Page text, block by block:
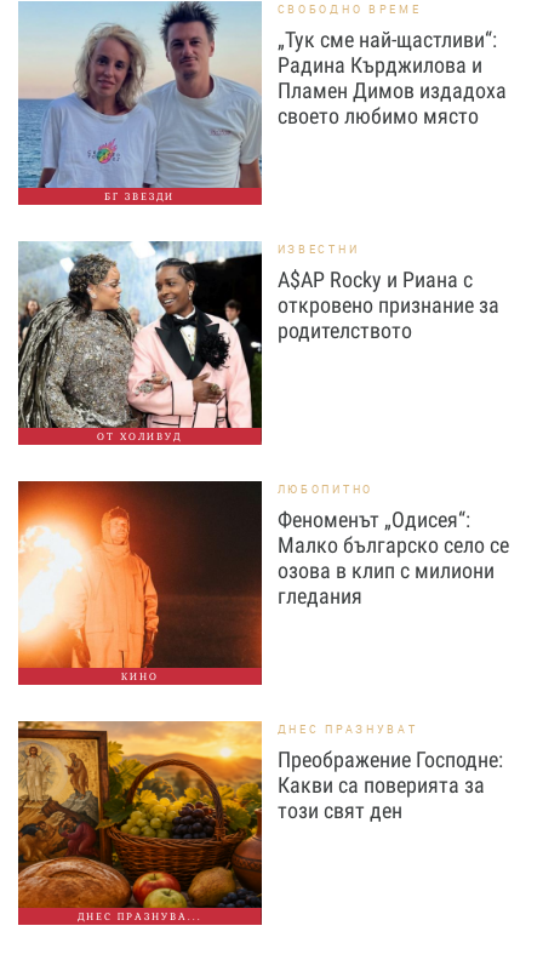
БГ ЗВЕЗДИ
СВОБОДНО ВРЕМЕ
„Тук сме най-щастливи“:
Радина Кърджилова и
Пламен Димов издадоха
своето любимо място
ОТ ХОЛИВУД
ИЗВЕСТНИ
A$AP Rocky и Риана с
откровено признание за
родителството
КИНО
ЛЮБОПИТНО
Феноменът „Одисея“:
Малко българско село се
озова в клип с милиони
гледания
ДНЕС ПРАЗНУВА...
ДНЕС ПРАЗНУВАТ
Преображение Господне:
Какви са поверията за
този свят ден